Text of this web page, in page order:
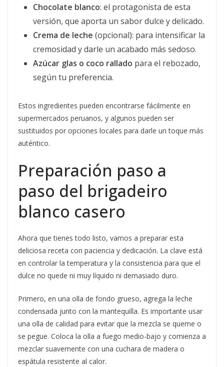
Chocolate blanco: el protagonista de esta
versión, que aporta un sabor dulce y delicado.
Crema de leche (opcional): para intensificar la
cremosidad y darle un acabado más sedoso.
Azúcar glas o coco rallado para el rebozado,
según tu preferencia.
Estos ingredientes pueden encontrarse fácilmente en
supermercados peruanos, y algunos pueden ser
sustituidos por opciones locales para darle un toque más
auténtico.
Preparación paso a
paso del brigadeiro
blanco casero
Ahora que tienes todo listo, vamos a preparar esta
deliciosa receta con paciencia y dedicación. La clave está
en controlar la temperatura y la consistencia para que el
dulce no quede ni muy líquido ni demasiado duro.
Primero, en una olla de fondo grueso, agrega la leche
condensada junto con la mantequilla. Es importante usar
una olla de calidad para evitar que la mezcla se queme o
se pegue. Coloca la olla a fuego medio-bajo y comienza a
mezclar suavemente con una cuchara de madera o
espátula resistente al calor.